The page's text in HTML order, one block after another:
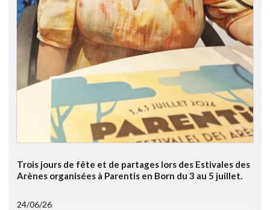
Trois jours de fête et de partages lors des Estivales des
Arènes organisées à Parentis en Born du 3 au 5 juillet.
24/06/26